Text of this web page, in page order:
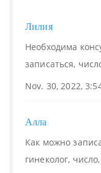
Лилия
Необходима
записаться,
Nov. 30, 2022,
Алла
Как можно
гинеколог,